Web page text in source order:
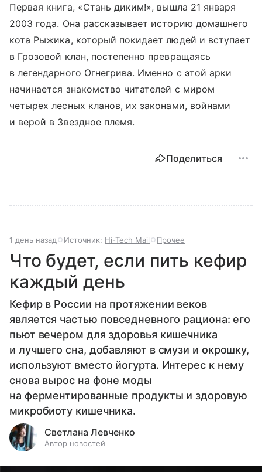
Первая книга, «Стань диким!», вышла 21 января
2003 года. Она рассказывает историю домашнего
кота Рыжика, который покидает людей и вступает
в Грозовой клан, постепенно превращаясь
в легендарного Огнегрива. Именно с этой арки
начинается знакомство читателей с миром
четырех лесных кланов, их законами, войнами
и верой в Звездное племя.
Поделиться
1 день назад Источник: Hi-Tech Mail Прочее
Что будет, если пить кефир
каждый день
Кефир в России на протяжении веков
является частью повседневного рациона: его
пьют вечером для здоровья кишечника
и лучшего сна, добавляют в смузи и окрошку,
используют вместо йогурта. Интерес к нему
снова вырос на фоне моды
на ферментированные продукты и здоровую
микробиоту кишечника.
Светлана Левченко
Автор новостей